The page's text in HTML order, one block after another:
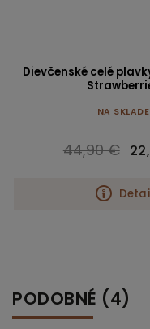
Dievčenské celé
NA SKLADE
44,90 €
PODOBNÉ (4)